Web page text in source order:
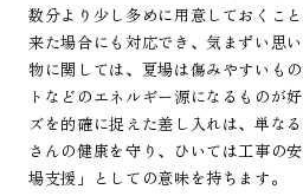
数分より少し多めに用意しておくこ
来た場合にも対応でき、気まずい思
物に関しては、夏場は傷みやすいも
トなどのエネルギー源になるものが
ズを的確に捉えた差し入れは、単な
さんの健康を守り、ひいては工事の
場支援」としての意味を持ちます。